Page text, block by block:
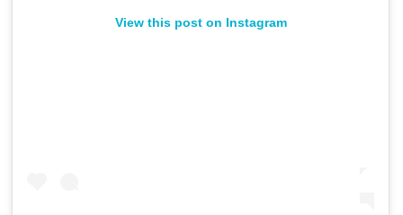
View this post on Instagram